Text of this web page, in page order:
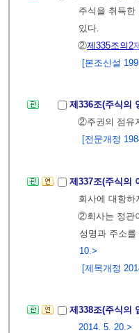
주식을 취득
있다.
②제335조의2
[본조신설
제336조(주식의
②주권의 점유
[전문개정
제337조(주식의
회사에 대항
②회사는 정관
성명과 주소
10.>
[제목개정
제338조(주식의
2014. 5. 20.>